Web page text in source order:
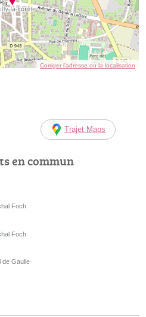
Corriger l’adresse ou la localisation
Trajet Maps
en commun
Foch
Foch
de Gaulle